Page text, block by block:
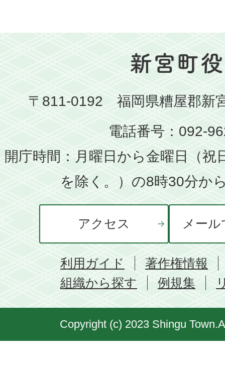
〒811-0192 福岡県糟屋郡新
電話番号：092-
開庁時間：月曜日から金曜日（祝
を除く。）の8時30分か
アクセス メー
利用ガイド
著作権情報
組織から探す
例規集
Copyright (c) 2023 Shingu